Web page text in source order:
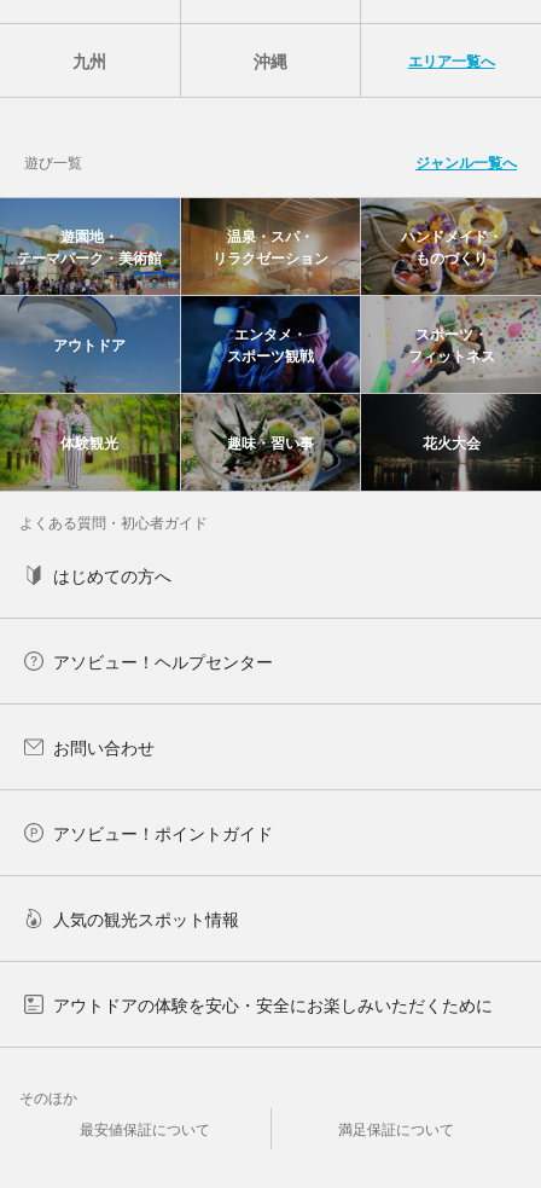
九州 沖縄 エリア一覧へ
遊び一覧 ジャンル一覧へ
遊園地・
テーマパーク・美術館
温泉・スパ・
リラクゼーション
ハンドメイド・
ものづくり
アウトドア
エンタメ・
スポーツ観戦
スポーツ・
フィットネス
体験観光 趣味・習い事 花火大会
よくある質問・初心者ガイド
はじめての方へ
アソビュー！ヘルプセンター
お問い合わせ
アソビュー！ポイントガイド
人気の観光スポット情報
アウトドアの体験を安心・安全にお楽しみいただくために
そのほか
最安値保証について
満足保証について